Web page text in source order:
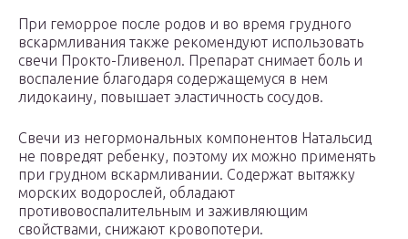
При геморрое после родов и во время грудного
вскармливания также рекомендуют использовать
свечи Прокто-Гливенол. Препарат снимает боль и
воспаление благодаря содержащемуся в нем
лидокаину, повышает эластичность сосудов.
Свечи из негормональных компонентов Натальсид
не повредят ребенку, поэтому их можно применять
при грудном вскармливании. Содержат вытяжку
морских водорослей, обладают
противовоспалительным и заживляющим
свойствами, снижают кровопотери.